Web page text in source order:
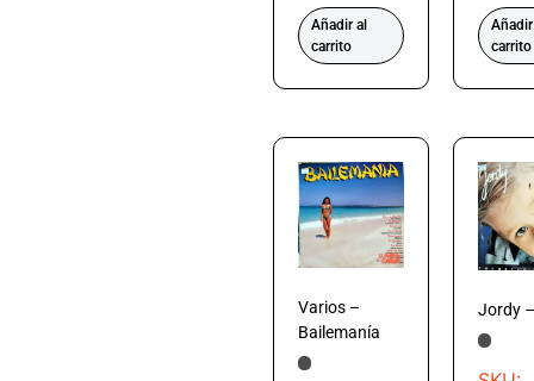
Añadir al
carrito
carrito
Varios –
Bailemanía
Jordy